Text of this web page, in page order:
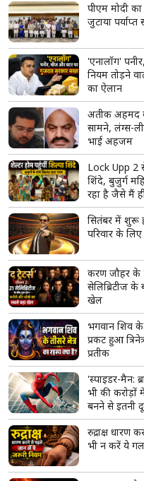
झारखंड: 'मेरी
बैठे छात्र नेता
पटना में सड़क
को किया आग
मोहन भागवत
प्रियंका
पीएम मोदी
जुटाया
'एनालॉग'
नियम तोड़ने
अतीक अहमद के
सामने, लंग्स-
भाई अहजम
Lock Upp 2
शिंदे, बुजुर्ग
रहा है जैसे मैं
सितंबर में शुरू
परिवार के
करण जौहर के
सेलिब्रिटीज